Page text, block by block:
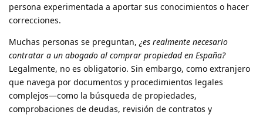
persona experimentada a aportar sus conocimientos o hacer
correcciones.
Muchas personas se preguntan, ¿es realmente necesario
contratar a un abogado al comprar propiedad en España?
Legalmente, no es obligatorio. Sin embargo, como extranjero
que navega por documentos y procedimientos legales
complejos—como la búsqueda de propiedades,
comprobaciones de deudas, revisión de contratos y